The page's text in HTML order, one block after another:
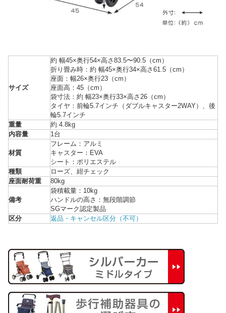
サイズ
約 幅45×奥行54×高さ83.5〜90.5（cm）
折り畳み時：約 幅45×奥行34×高さ61.5（cm）
座面：幅26×奥行23（cm）
座面高：45（cm）
袋寸法：約 幅23×奥行33×高さ26（cm）
タイヤ：前輪5.7インチ（ダブルキャスター2WAY）、後
輪5.7インチ
重量
約 4.8kg
内容量
1台
材質
フレーム：アルミ
キャスター：EVA
シート：ポリエステル
種類
ローズ、紺チェック
座面耐荷重
80kg
備考
袋積載量：10kg
ハンドルの高さ：無段階調節
SGマーク認定製品
区分
返品・キャンセル区分（不可）